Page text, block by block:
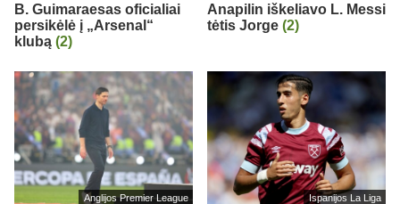
B. Guimaraesas oficialiai
persikėlė į „Arsenal“
klubą (2)
Anapilin iškeliavo L. Messi
tėtis Jorge (2)
Anglijos Premier League Ispanijos La Liga